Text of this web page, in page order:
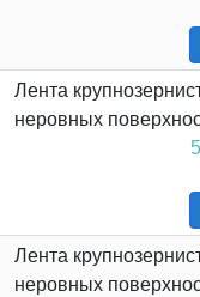
Лента
неровных
Лента
неровных